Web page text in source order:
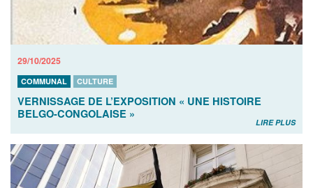
29/10/2025
COMMUNAL CULTURE
VERNISSAGE DE L’EXPOSITION « UNE HISTOIRE
BELGO-CONGOLAISE »
LIRE PLUS